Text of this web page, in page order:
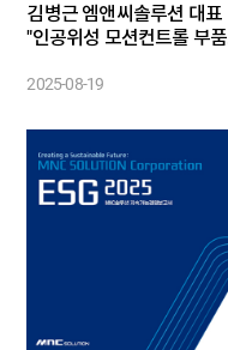
김병근 엠앤씨솔루션 대표
"인공위성 모션컨트롤 부품
고속 성장"
2025-08-19